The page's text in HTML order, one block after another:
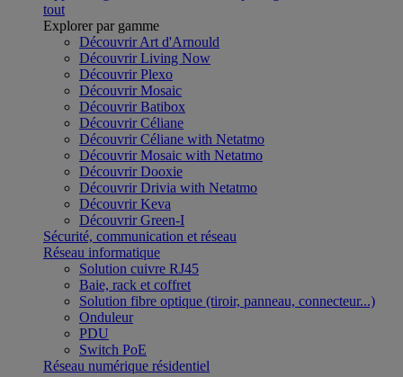
tout
Explorer par gamme
Découvrir Art d'Arnould
Découvrir Living Now
Découvrir Plexo
Découvrir Mosaic
Découvrir Batibox
Découvrir Céliane
Découvrir Céliane with Netatmo
Découvrir Mosaic with Netatmo
Découvrir Dooxie
Découvrir Drivia with Netatmo
Découvrir Keva
Découvrir Green-I
Sécurité, communication et réseau
Réseau informatique
Solution cuivre RJ45
Baie, rack et coffret
Solution fibre optique (tiroir, panneau, connecteur...)
Onduleur
PDU
Switch PoE
Réseau numérique résidentiel